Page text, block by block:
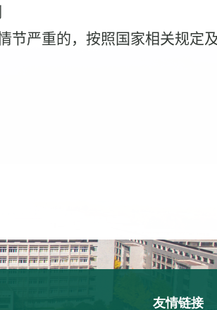
节严重的，按照国家相关规定
友情链接